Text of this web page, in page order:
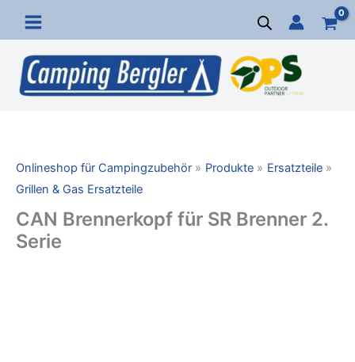
Inhalt
springen
Onlineshop für Campingzubehör Produkte
Ersatzteile
Grillen & Gas Ersatzteile
CAN Brennerkopf für SR Brenner 2.
Serie